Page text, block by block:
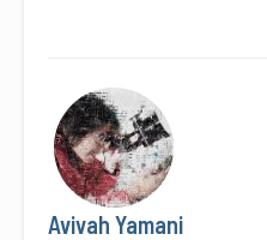
Avivah Yamani